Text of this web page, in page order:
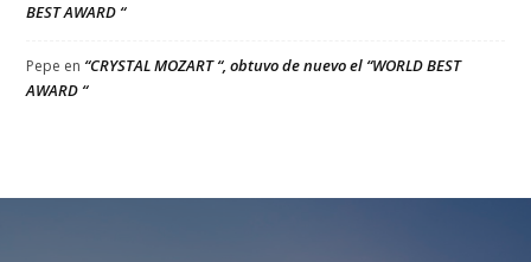
BEST AWARD “
Pepe en “CRYSTAL MOZART “, obtuvo de nuevo el “WORLD BEST
AWARD “